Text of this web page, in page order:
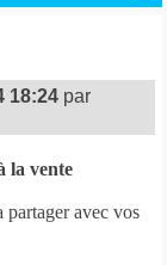
18:24par
la vente
partager avec vos